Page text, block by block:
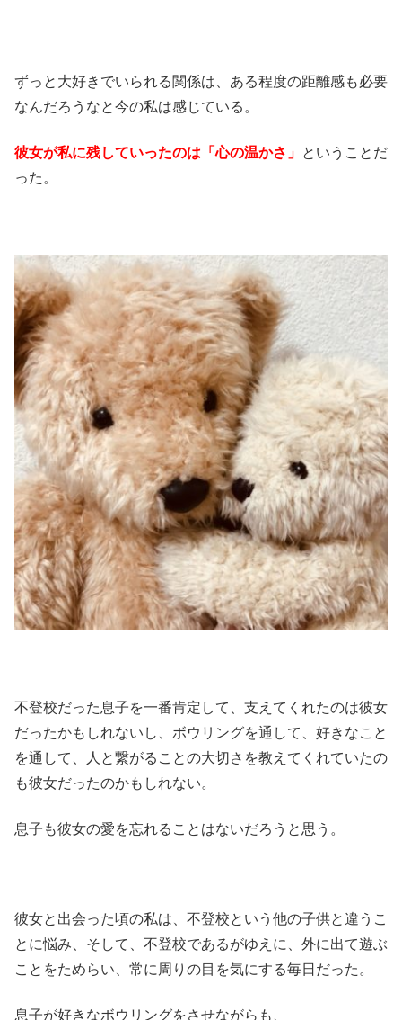
ずっと大好きでいられる関係は、ある程度の距離感も必要
なんだろうなと今の私は感じている。
彼女が私に残していったのは「心の温かさ」 ということだ
った。
不登校だった息子を一番肯定して、支えてくれたのは彼女
だったかもしれないし、ボウリングを通して、好きなこと
を通して、人と繋がることの大切さを教えてくれていたの
も彼女だったのかもしれない。
息子も彼女の愛を忘れることはないだろうと思う。
彼女と出会った頃の私は、不登校という他の子供と違うこ
とに悩み、そして、不登校であるがゆえに、外に出て遊ぶ
ことをためらい、常に周りの目を気にする毎日だった。
息子が好きなボウリングをさせながらも、